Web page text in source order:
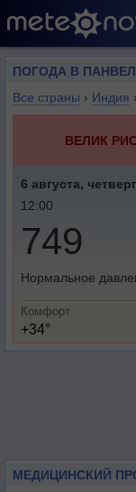
ПОГОДА В
Все страны › Индия ›
ВЕЛИК
6 августа, четверг
12:00
749
Нормальное
Комфорт
+34°
МЕДИЦИНСКИЙ